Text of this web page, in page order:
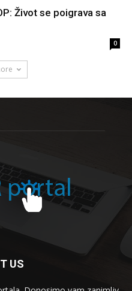
Život se poigrava sa
0
US